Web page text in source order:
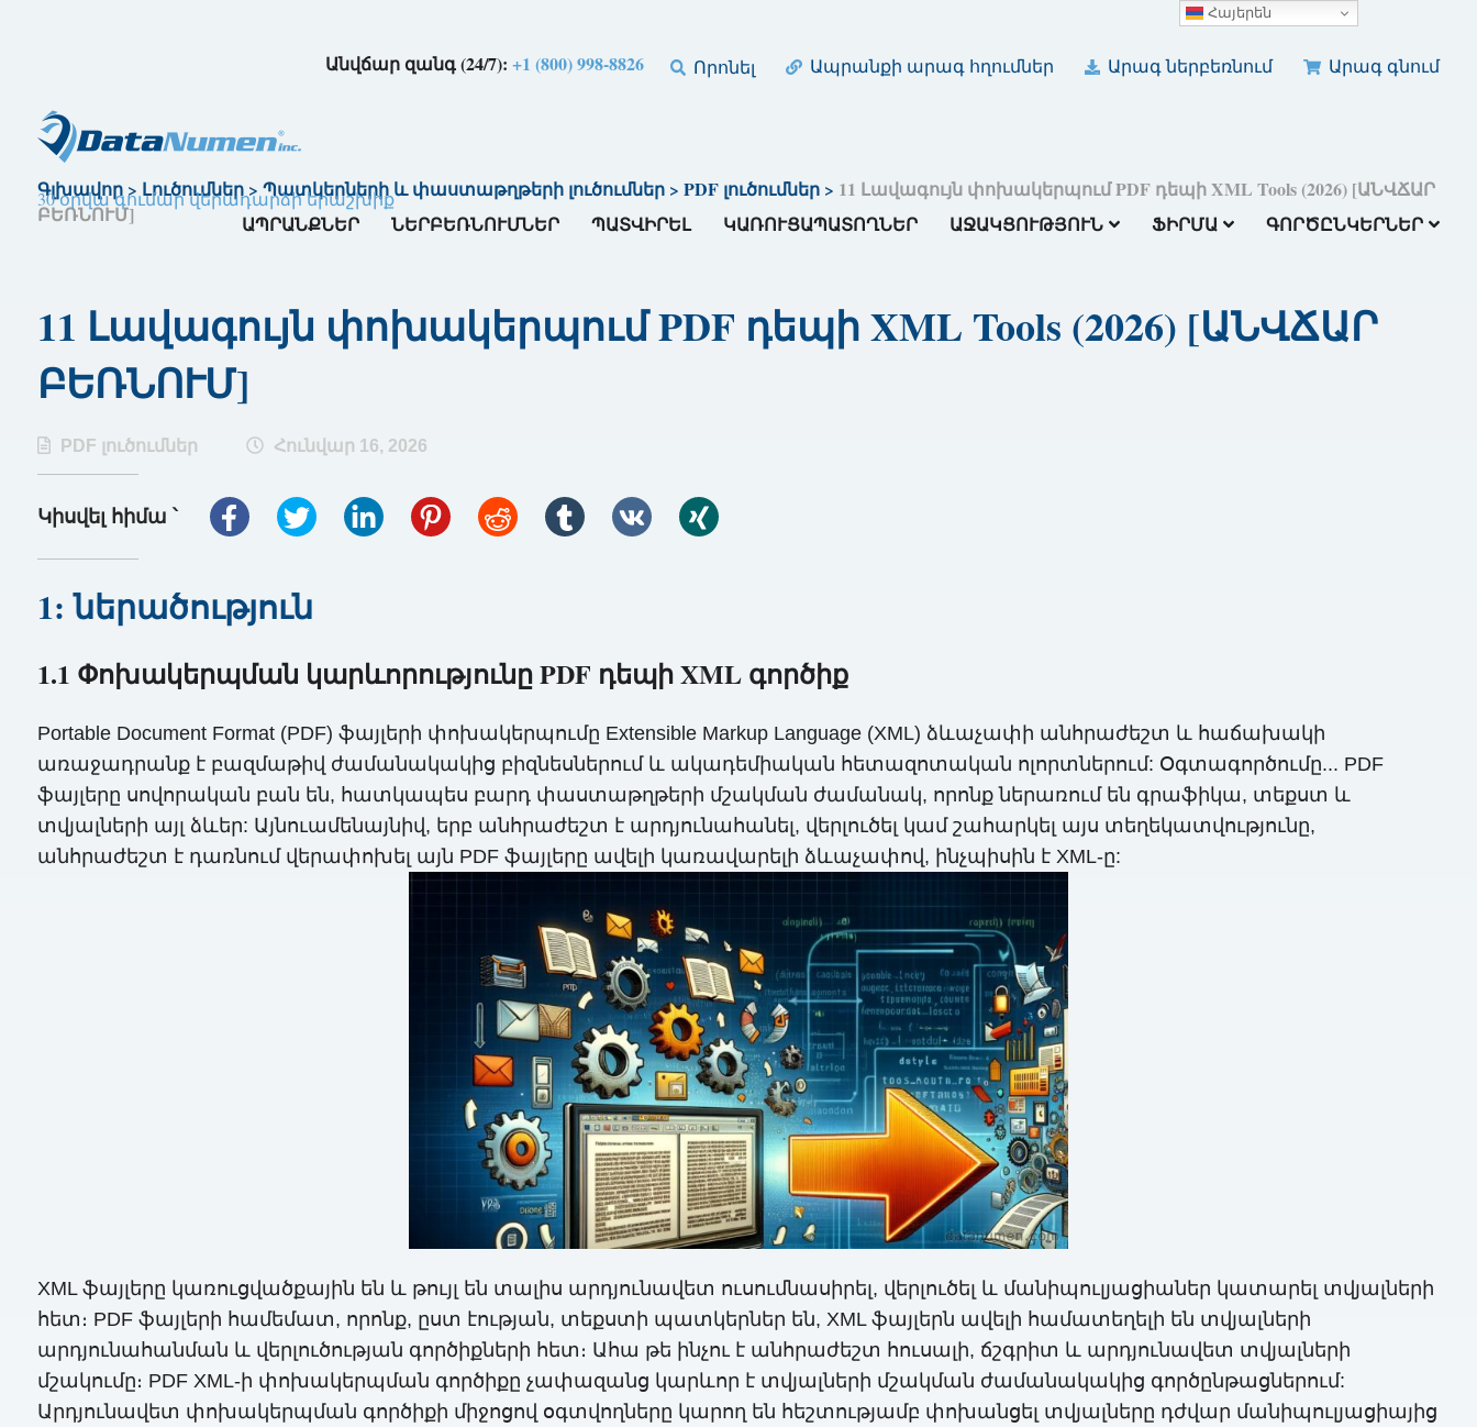
Անվճար զանգ (24/7):+1 (800) 998-8826 Որոնել Ապրանքի արագ հղումներ Արագ ներբեռնում Արագ գնում
30 օրվա գումար վերադարձի երաշխիք
ԱՊՐԱՆՔՆԵՐ ՆԵՐԲԵՌՆՈՒՄՆԵՐ ՊԱՏՎԻՐԵԼ ԿԱՌՈՒՑԱՊԱՏՈՂՆԵՐ ԱՋԱԿՑՈՒԹՅՈՒՆ ՖԻՐՄԱ ԳՈՐԾԸՆԿԵՐՆԵՐ
Գլխավոր> Լուծումներ> Պատկերների և փաստաթղթերի լուծումներ> PDF լուծումներ> 11 Լավագույն փոխակերպում PDF դեպի XML Tools (2026) [ԱՆՎՃԱՐ
ԲԵՌՆՈՒՄ]
11 Լավագույն փոխակերպում PDF դեպի XML Tools (2026) [ԱՆՎՃԱՐ
ԲԵՌՆՈՒՄ]
PDF լուծումներ Հունվար 16, 2026
Կիսվել հիմա ՝
1: ներածություն
1.1 Փոխակերպման կարևորությունը PDF դեպի XML գործիք
Portable Document Format (PDF) ֆայլերի փոխակերպումը Extensible Markup Language (XML) ձևաչափի անհրաժեշտ և հաճախակի
առաջադրանք է բազմաթիվ ժամանակակից բիզնեսներում և ակադեմիական հետազոտական ​​ոլորտներում: Օգտագործումը... PDF
ֆայլերը սովորական բան են, հատկապես բարդ փաստաթղթերի մշակման ժամանակ, որոնք ներառում են գրաֆիկա, տեքստ և
տվյալների այլ ձևեր: Այնուամենայնիվ, երբ անհրաժեշտ է արդյունահանել, վերլուծել կամ շահարկել այս տեղեկատվությունը,
անհրաժեշտ է դառնում վերափոխել այն PDF ֆայլերը ավելի կառավարելի ձևաչափով, ինչպիսին է XML-ը:
XML ֆայլերը կառուցվածքային են և թույլ են տալիս արդյունավետ ուսումնասիրել, վերլուծել և մանիպուլյացիաներ կատարել տվյալների
հետ։ PDF ֆայլերի համեմատ, որոնք, ըստ էության, տեքստի պատկերներ են, XML ֆայլերն ավելի համատեղելի են տվյալների
արդյունահանման և վերլուծության գործիքների հետ։ Ահա թե ինչու է անհրաժեշտ հուսալի, ճշգրիտ և արդյունավետ տվյալների
մշակումը։ PDF XML-ի փոխակերպման գործիքը չափազանց կարևոր է տվյալների մշակման ժամանակակից գործընթացներում:
Արդյունավետ փոխակերպման գործիքի միջոցով օգտվողները կարող են հեշտությամբ փոխանցել տվյալները դժվար մանիպուլյացիայից
Հայերեն